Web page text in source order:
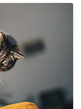
kunt zetten.